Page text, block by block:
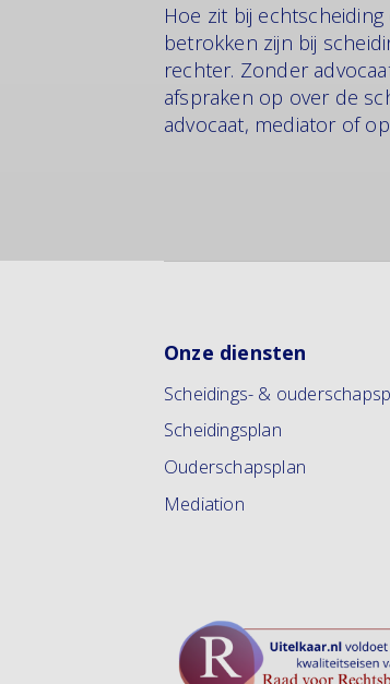
Hoe zit bij
betrokken zijn bij
rechter. Zonder
afspraken op over de
advocaat, mediator of
Onze diensten
Scheidings- &
Scheidingsplan
Ouderschapsplan
Mediation